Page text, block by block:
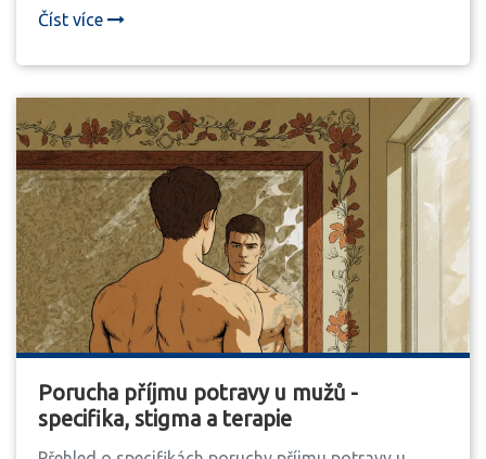
být klíčem k jejímu zahájení.
Číst více
Porucha příjmu potravy u mužů -
specifika, stigma a terapie